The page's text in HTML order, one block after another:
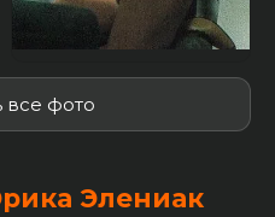
все фото
Элениак